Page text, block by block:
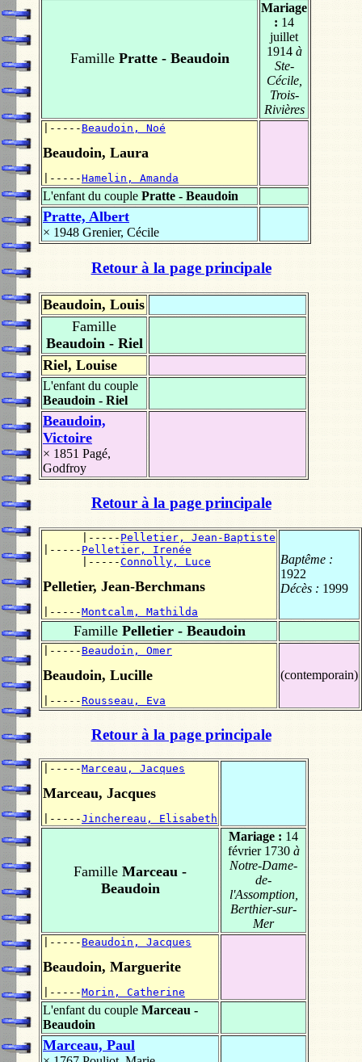
FamillePratte - Beaudoin
Mariage
: 14
juillet
1914à
Ste-
Cécile,
Trois-
Rivières
|----- Beaudoin, Noé
Beaudoin, Laura
|-----Hamelin, Amanda
L'enfant du couple Pratte - Beaudoin
Pratte, Albert
× 1948 Grenier, Cécile
Retour à la page principale
Beaudoin, Louis
Famille
Beaudoin - Riel
Riel, Louise
L'enfant du couple
Beaudoin - Riel
Beaudoin,
Victoire
× 1851 Pagé,
Godfroy
Retour à la page principale
      |-----
Pelletier, Jean-Baptiste
|----- Pelletier, Irenée
      |-----
Connolly, Luce
Pelletier, Jean-Berchmans
|-----Montcalm, Mathilda
Baptême :
1922
Décès : 1999
FamillePelletier - Beaudoin
|----- Beaudoin, Omer
Beaudoin, Lucille
|-----Rousseau, Eva
(contemporain)
Retour à la page principale
|-----Marceau, Jacques
Marceau, Jacques
|-----Jinchereau, Elisabeth
Famille Marceau -
Beaudoin
Mariage : 14
février 1730à
Notre-Dame-
de-
l'Assomption,
Berthier-sur-
Mer
|----- Beaudoin, Jacques
Beaudoin, Marguerite
|-----Morin, Catherine
L'enfant du couple Marceau -
Beaudoin
Marceau, Paul